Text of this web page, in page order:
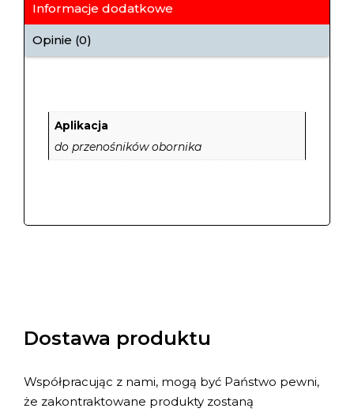
Informacje dodatkowe
Opinie (0)
Aplikacja
do przenośników obornika
Dostawa produktu
Współpracując z nami, mogą być Państwo pewni,
że zakontraktowane produkty zostaną